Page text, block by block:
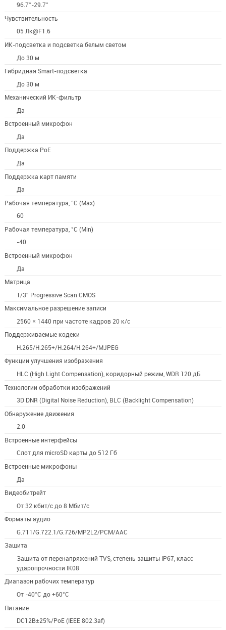
96.7°-29.7°
Чувствительность
05 Лк@F1.6
ИК-подсветка и подсветка белым светом
До 30 м
Гибридная Smart-подсветка
До 30 м
Механический ИК-фильтр
Да
Встроенный микрофон
Да
Поддержка PoE
Да
Поддержка карт памяти
Да
Рабочая температура, °C (Max)
60
Рабочая температура, °C (Min)
-40
Встроенный микрофон
Да
Матрица
1/3'' Progressive Scan CMOS
Максимальное разрешение записи
2560 × 1440 при частоте кадров 20 к/с
Поддерживаемые кодеки
H.265/H.265+/H.264/H.264+/MJPEG
Функции улучшения изображения
HLC (High Light Compensation), коридорный режим, WDR 120 дБ
Технологии обработки изображений
3D DNR (Digital Noise Reduction), BLC (Backlight Compensation)
Обнаружение движения
2.0
Встроенные интерфейсы
Слот для microSD карты до 512 Гб
Встроенные микрофоны
Да
Видеобитрейт
От 32 кбит/с до 8 Мбит/с
Форматы аудио
G.711/G.722.1/G.726/MP2L2/PCM/AAC
Защита
Защита от перенапряжений TVS, степень защиты IP67, класс
ударопрочности IK08
Диапазон рабочих температур
От -40°C до +60°C
Питание
DC12В±25%/PoE (IEEE 802.3af)